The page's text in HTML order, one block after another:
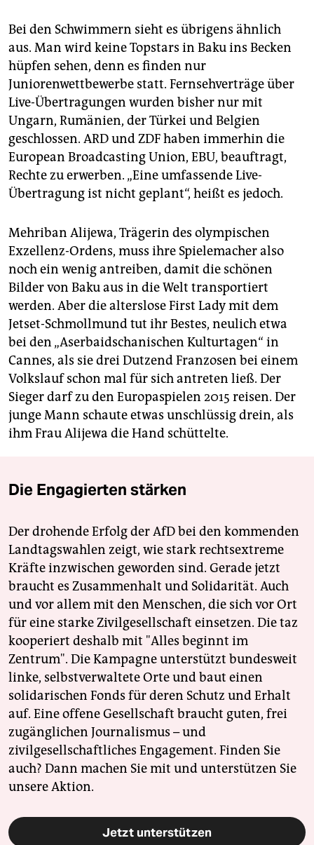
Bei den Schwimmern sieht es übrigens ähnlich
aus. Man wird keine Topstars in Baku ins Becken
hüpfen sehen, denn es finden nur
Juniorenwettbewerbe statt. Fernsehverträge über
Live-Übertragungen wurden bisher nur mit
Ungarn, Rumänien, der Türkei und Belgien
geschlossen. ARD und ZDF haben immerhin die
European Broadcasting Union, EBU, beauftragt,
Rechte zu erwerben. „Eine umfassende Live-
Übertragung ist nicht geplant“, heißt es jedoch.
Mehriban Alijewa, Trägerin des olympischen
Exzellenz-Ordens, muss ihre Spielemacher also
noch ein wenig antreiben, damit die schönen
Bilder von Baku aus in die Welt transportiert
werden. Aber die alterslose First Lady mit dem
Jetset-Schmollmund tut ihr Bestes, neulich etwa
bei den „Aserbaidschanischen Kulturtagen“ in
Cannes, als sie drei Dutzend Franzosen bei einem
Volkslauf schon mal für sich antreten ließ. Der
Sieger darf zu den Europaspielen 2015 reisen. Der
junge Mann schaute etwas unschlüssig drein, als
ihm Frau Alijewa die Hand schüttelte.
Die Engagierten stärken
Der drohende Erfolg der AfD bei den kommenden
Landtagswahlen zeigt, wie stark rechtsextreme
Kräfte inzwischen geworden sind. Gerade jetzt
braucht es Zusammenhalt und Solidarität. Auch
und vor allem mit den Menschen, die sich vor Ort
für eine starke Zivilgesellschaft einsetzen. Die taz
kooperiert deshalb mit "Alles beginnt im
Zentrum". Die Kampagne unterstützt bundesweit
linke, selbstverwaltete Orte und baut einen
solidarischen Fonds für deren Schutz und Erhalt
auf. Eine offene Gesellschaft braucht guten, frei
zugänglichen Journalismus – und
zivilgesellschaftliches Engagement. Finden Sie
auch? Dann machen Sie mit und unterstützen Sie
unsere Aktion.
Jetzt unterstützen